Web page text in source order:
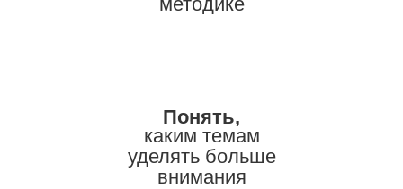
Понять,
каким темам
уделять больше
внимания